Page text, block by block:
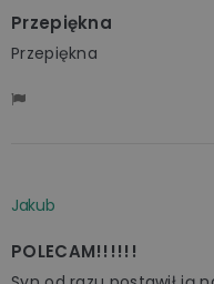
Przepiękna
Przepiękna
Jakub
POLECAM!!!!!!